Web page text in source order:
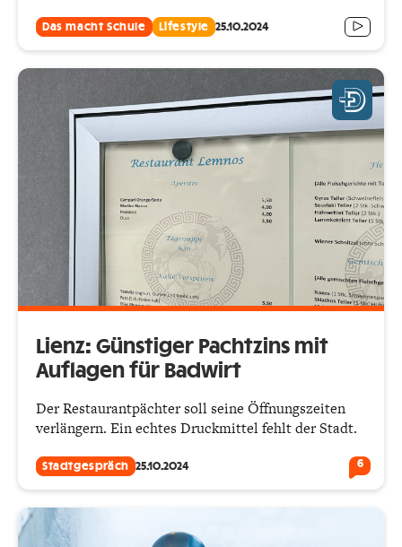
Das macht Schule Lifestyle 25.10.2024
Lienz: Günstiger Pachtzins mit
Auflagen für Badwirt
Der Restaurantpächter soll seine Öffnungszeiten
verlängern. Ein echtes Druckmittel fehlt der Stadt.
Stadtgespräch 25.10.2024 6